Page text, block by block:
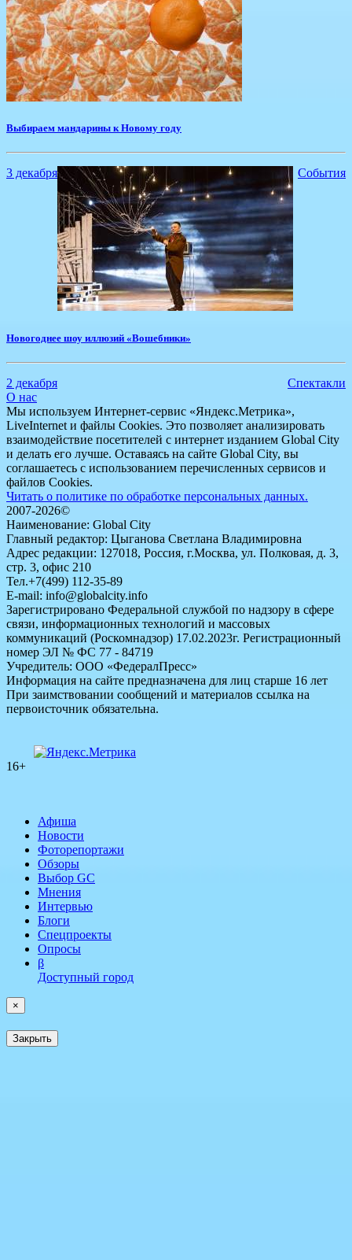
​Выбираем мандарины к Новому году
3 декабря События
​Новогоднее шоу иллюзий «Вошебники»
2 декабря
Спектакли
О нас
Мы используем Интернет-сервис «Яндекс.Метрика»,
LiveInternet и файлы Cookies. Это позволяет анализировать
взаимодействие посетителей с интернет изданием Global City
и делать его лучше. Оставаясь на сайте Global City, вы
соглашаетесь с использованием перечисленных сервисов и
файлов Cookies.
Читать о политике по обработке персональных данных.
2007-2026©
Наименование: Global City
Главный редактор: Цыганова Светлана Владимировна
Адрес редакции: 127018, Россия, г.Москва, ул. Полковая, д. 3,
стр. 3, офис 210
Тел.+7(499) 112-35-89
E-mail: info@globalcity.info
Зарегистрировано Федеральной службой по надзору в сфере
связи, информационных технологий и массовых
коммуникаций (Роскомнадзор) 17.02.2023г. Регистрационный
номер ЭЛ № ФС 77 - 84719
Учредитель: ООО «ФедералПресс»
Информация на сайте предназначена для лиц старше 16 лет
При заимствовании сообщений и материалов ссылка на
первоисточник обязательна.
16+
Афиша
Новости
Фоторепортажи
Обзоры
Выбор GC
Мнения
Интервью
Блоги
Спецпроекты
Опросы
β
Доступный город
×
Закрыть